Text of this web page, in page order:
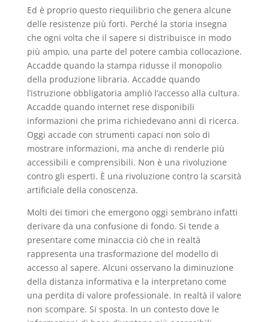
Ed è proprio questo riequilibrio che genera alcune
delle resistenze più forti. Perché la storia insegna
che ogni volta che il sapere si distribuisce in modo
più ampio, una parte del potere cambia collocazione.
Accadde quando la stampa ridusse il monopolio
della produzione libraria. Accadde quando
l’istruzione obbligatoria ampliò l’accesso alla cultura.
Accadde quando internet rese disponibili
informazioni che prima richiedevano anni di ricerca.
Oggi accade con strumenti capaci non solo di
mostrare informazioni, ma anche di renderle più
accessibili e comprensibili. Non è una rivoluzione
contro gli esperti. È una rivoluzione contro la scarsità
artificiale della conoscenza.
Molti dei timori che emergono oggi sembrano infatti
derivare da una confusione di fondo. Si tende a
presentare come minaccia ciò che in realtà
rappresenta una trasformazione del modello di
accesso al sapere. Alcuni osservano la diminuzione
della distanza informativa e la interpretano come
una perdita di valore professionale. In realtà il valore
non scompare. Si sposta. In un contesto dove le